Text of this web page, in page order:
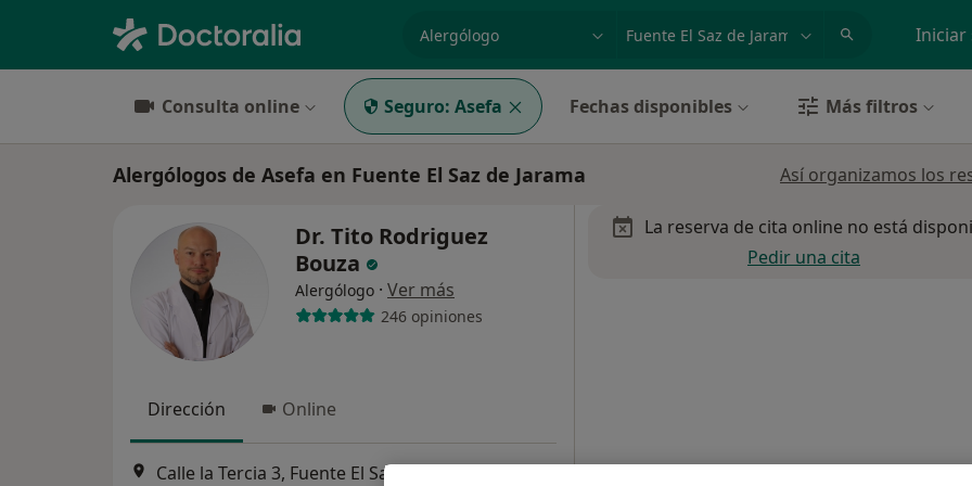
especialidad, enfermedad o nombre Iniciar
Consulta online Seguro: Asefa Fechas disponibles Más filtros
Alergólogos de Asefa en Fuente El Saz de Jarama Así organizamos los
Dr. Tito Rodriguez
Bouza
Alergólogo · Ver más
246 opiniones
Dirección Online
Calle la Tercia 3, Fuente El Saz de Jarama
La reserva de cita online no está
Pedir una cita